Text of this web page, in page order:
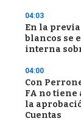
04:03
En la
blancos se
interna
04:00
Con
FA no tiene
la
Cuentas